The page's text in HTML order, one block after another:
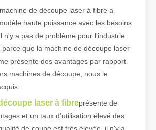
Comment choisir votre partenaire de travail : machine de découpe laser
du métal est une méthode de précision
de découpe laser à fibre a
haute puissance avec les besoins
n'y a pas de problème pour l'industrie
que la machine de découpe laser
présente des avantages par rapport
machines de découpe, nous le
laser à fibreprésente de
et un taux d'utilisation élevé des